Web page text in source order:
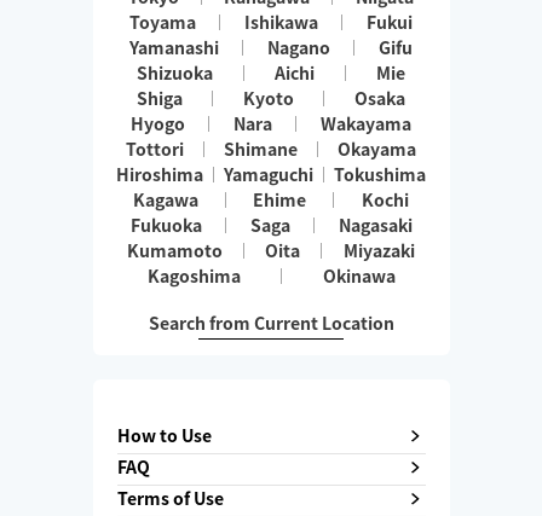
Toyama
Ishikawa
Fukui
Yamanashi
Nagano
Gifu
Shizuoka
Aichi
Mie
Shiga
Kyoto
Osaka
Hyogo
Nara
Wakayama
Tottori
Shimane
Okayama
Hiroshima
Yamaguchi
Tokushima
Kagawa
Ehime
Kochi
Fukuoka
Saga
Nagasaki
Kumamoto
Oita
Miyazaki
Kagoshima
Okinawa
Search from Current Location
How to Use
FAQ
Terms of Use